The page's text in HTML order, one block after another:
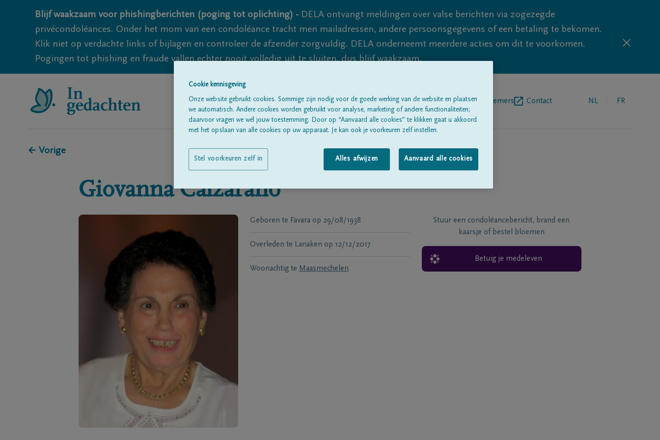
Blijf waakzaam voor phishingberichten (poging tot oplichting) - DELA ontvangt meldingen over valse berichten via zogezegde
privécondoléances. Onder het mom van een condoléance tracht men mailadressen, andere persoonsgegevens of een betaling te bekomen.
Klik niet op verdachte links of bijlagen en controleer de afzender zorgvuldig. DELA onderneemt meerdere acties om dit te voorkomen.
Pogingen tot phishing en fraude vallen echter nooit volledig uit te sluiten, dus blijf waakzaam.
Alle rouwberichtenOver onsBegrafenisondernemers Contact NL FR
← Vorige
Giovanna Calzarano
Geboren te Favara op 29/08/1938
Overleden te Lanaken op 12/12/2017
Woonachtig te Maasmechelen
Stuur een condoléancebericht, brand een
kaarsje of bestel bloemen
Betuig je medeleven
Cookie kennisgeving
Onze website gebruikt cookies. Sommige zijn nodig voor de goede werking van de website en plaatsen
we automatisch. Andere cookies worden gebruikt voor analyse, marketing of andere functionaliteiten;
daarvoor vragen we wél jouw toestemming. Door op “Aanvaard alle cookies” te klikken gaat u akkoord
met het opslaan van alle cookies op uw apparaat. Je kan ook je voorkeuren zelf instellen.
Alles afwijzen Aanvaard alle cookies
Stel voorkeuren zelf in